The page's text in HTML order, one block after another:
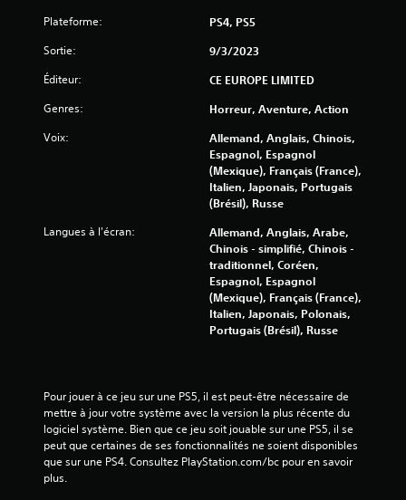
l
e
s
u
5
5
2
Plateforme: PS4, PS5
Sortie: 9/3/2023
Éditeur: CE EUROPE LIMITED
Genres: Horreur, Aventure, Action
Voix:
Allemand, Anglais, Chinois,
Espagnol, Espagnol
(Mexique), Français (France),
Italien, Japonais, Portugais
(Brésil), Russe
Langues à l'écran:
Allemand, Anglais, Arabe,
Chinois - simplifié, Chinois -
traditionnel, Coréen,
Espagnol, Espagnol
(Mexique), Français (France),
Italien, Japonais, Polonais,
Portugais (Brésil), Russe
Pour jouer à ce jeu sur une PS5, il est peut-être nécessaire de
mettre à jour votre système avec la version la plus récente du
logiciel système. Bien que ce jeu soit jouable sur une PS5, il se
peut que certaines de ses fonctionnalités ne soient disponibles
que sur une PS4. Consultez PlayStation.com/bc pour en savoir
plus.